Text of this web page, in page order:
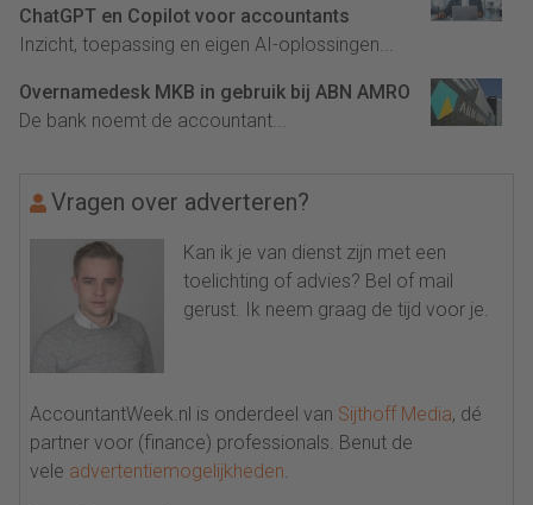
ChatGPT en Copilot voor accountants
Inzicht, toepassing en eigen AI-oplossingen...
Overnamedesk MKB in gebruik bij ABN AMRO
De bank noemt de accountant...
Vragen over adverteren?
Kan ik je van dienst zijn met een
toelichting of advies? Bel of mail
gerust. Ik neem graag de tijd voor je.
AccountantWeek.nl is onderdeel van Sijthoff Media, dé
partner voor (finance) professionals. Benut de
vele advertentiemogelijkheden